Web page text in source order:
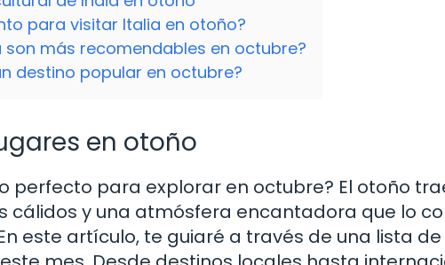
para visitar Italia en otoño?
son más recomendables en octubre?
destino popular en octubre?
en otoño
perfecto para explorar en octubre? El otoño
cálidos y una atmósfera encantadora que lo
este artículo, te guiaré a través de una lista